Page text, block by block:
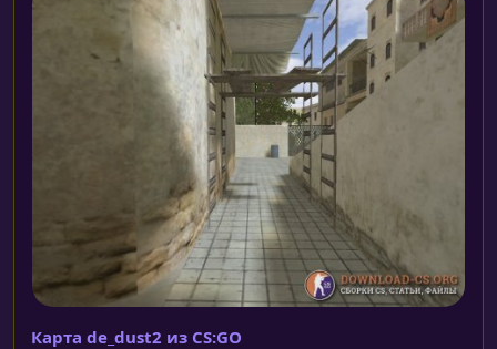
Карта de_dust2 из CS:GO